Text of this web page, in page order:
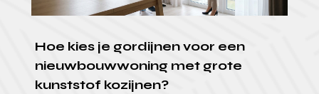
Hoe kies je gordijnen voor een
nieuwbouwwoning met grote
kunststof kozijnen?